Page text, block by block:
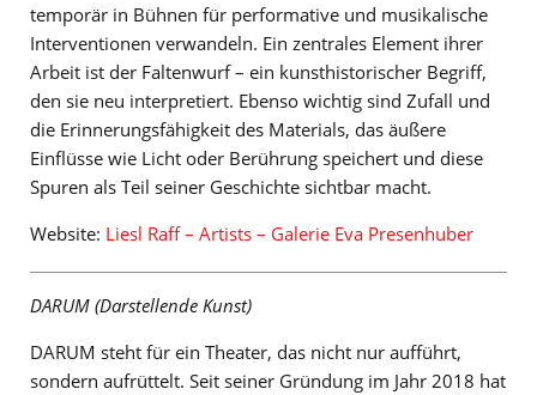
temporär in Bühnen für performative und musikalische
Interventionen verwandeln. Ein zentrales Element ihrer
Arbeit ist der Faltenwurf – ein kunsthistorischer Begriff,
den sie neu interpretiert. Ebenso wichtig sind Zufall und
die Erinnerungsfähigkeit des Materials, das äußere
Einflüsse wie Licht oder Berührung speichert und diese
Spuren als Teil seiner Geschichte sichtbar macht.
Website: Liesl Raff – Artists – Galerie Eva Presenhuber
DARUM (Darstellende Kunst)
DARUM steht für ein Theater, das nicht nur aufführt,
sondern aufrüttelt. Seit seiner Gründung im Jahr 2018 hat